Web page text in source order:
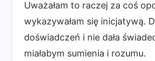
Uważałam to raczej za coś
wykazywałam się inicjatywą.
doświadczeń i nie dała
miałabym sumienia i rozumu.